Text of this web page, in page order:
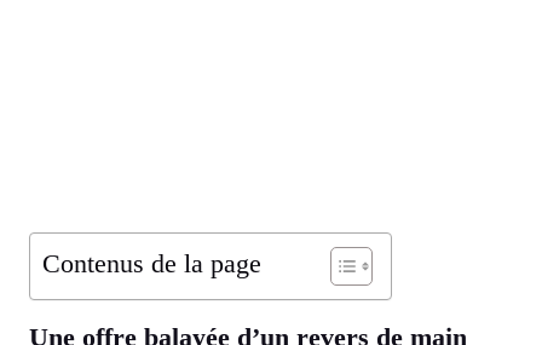
Contenus de la page
Une offre balayée d’un revers de main